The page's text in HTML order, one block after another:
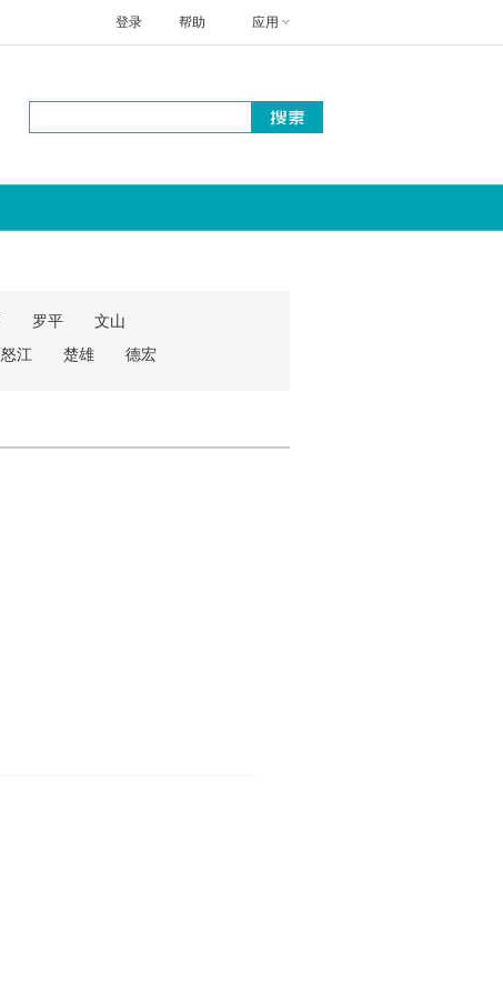
帮助 应用
登录
罗平
文山
怒江 楚雄 德宏